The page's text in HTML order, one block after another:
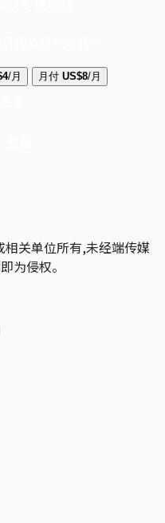
/月 月付 US$8/月
相关单位所有,未经端传媒
为侵权。